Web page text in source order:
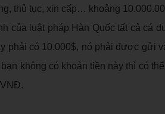
thủ tục, xin cấp… khoảng
của luật pháp Hàn Quốc tất cả cá
phải có 10.000$, nó phải được gửi
không có khoản tiền này thì có